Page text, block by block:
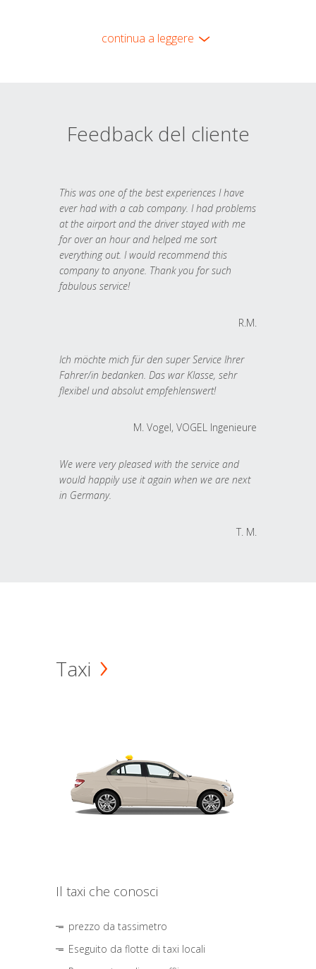
continua a leggere
Feedback del cliente
This was one of the best experiences I have
ever had with a cab company. I had problems
at the airport and the driver stayed with me
for over an hour and helped me sort
everything out. I would recommend this
company to anyone. Thank you for such
fabulous service!
R.M.
Ich möchte mich für den super Service Ihrer
Fahrer/in bedanken. Das war Klasse, sehr
flexibel und absolut empfehlenswert!
M. Vogel, VOGEL Ingenieure
We were very pleased with the service and
would happily use it again when we are next
in Germany.
T. M.
Taxi
Il taxi che conosci
prezzo da tassimetro
Eseguito da flotte di taxi locali